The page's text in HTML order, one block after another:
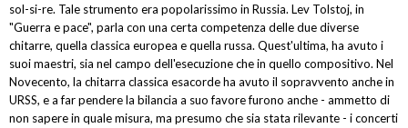
sol-si-re. Tale strumento era popolarissimo in Russia. Lev Tolstoj, in
"Guerra e pace", parla con una certa competenza delle due diverse
chitarre, quella classica europea e quella russa. Quest'ultima, ha avuto i
suoi maestri, sia nel campo dell'esecuzione che in quello compositivo. Nel
Novecento, la chitarra classica esacorde ha avuto il sopravvento anche in
URSS, e a far pendere la bilancia a suo favore furono anche - ammetto di
non sapere in quale misura, ma presumo che sia stata rilevante - i concerti